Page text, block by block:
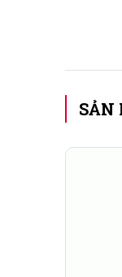
Thông
SẢN